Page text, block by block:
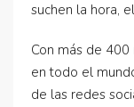
suchen la hora,
Con más de
en todo el
de las redes